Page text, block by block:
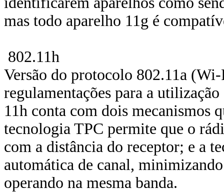
mas todo aparelho 11g é
802.11h
Versão do protocolo 802.11a
regulamentações para a
11h conta com dois mecanismos
tecnologia TPC permite que o
com a distância do receptor; e a
automática de canal,
operando na mesma banda.